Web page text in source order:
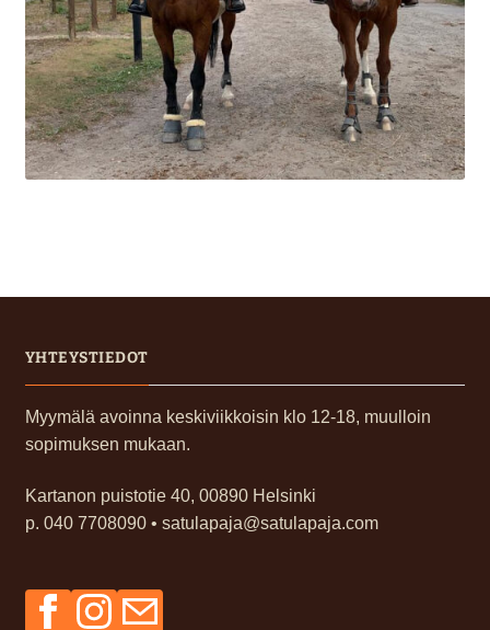
YHTEYSTIEDOT
Myymälä avoinna keskiviikkoisin klo 12-18, muulloin
sopimuksen mukaan.
Kartanon puistotie 40, 00890 Helsinki
p. 040 7708090 • satulapaja@satulapaja.com
FacebookInstagramSähköposti